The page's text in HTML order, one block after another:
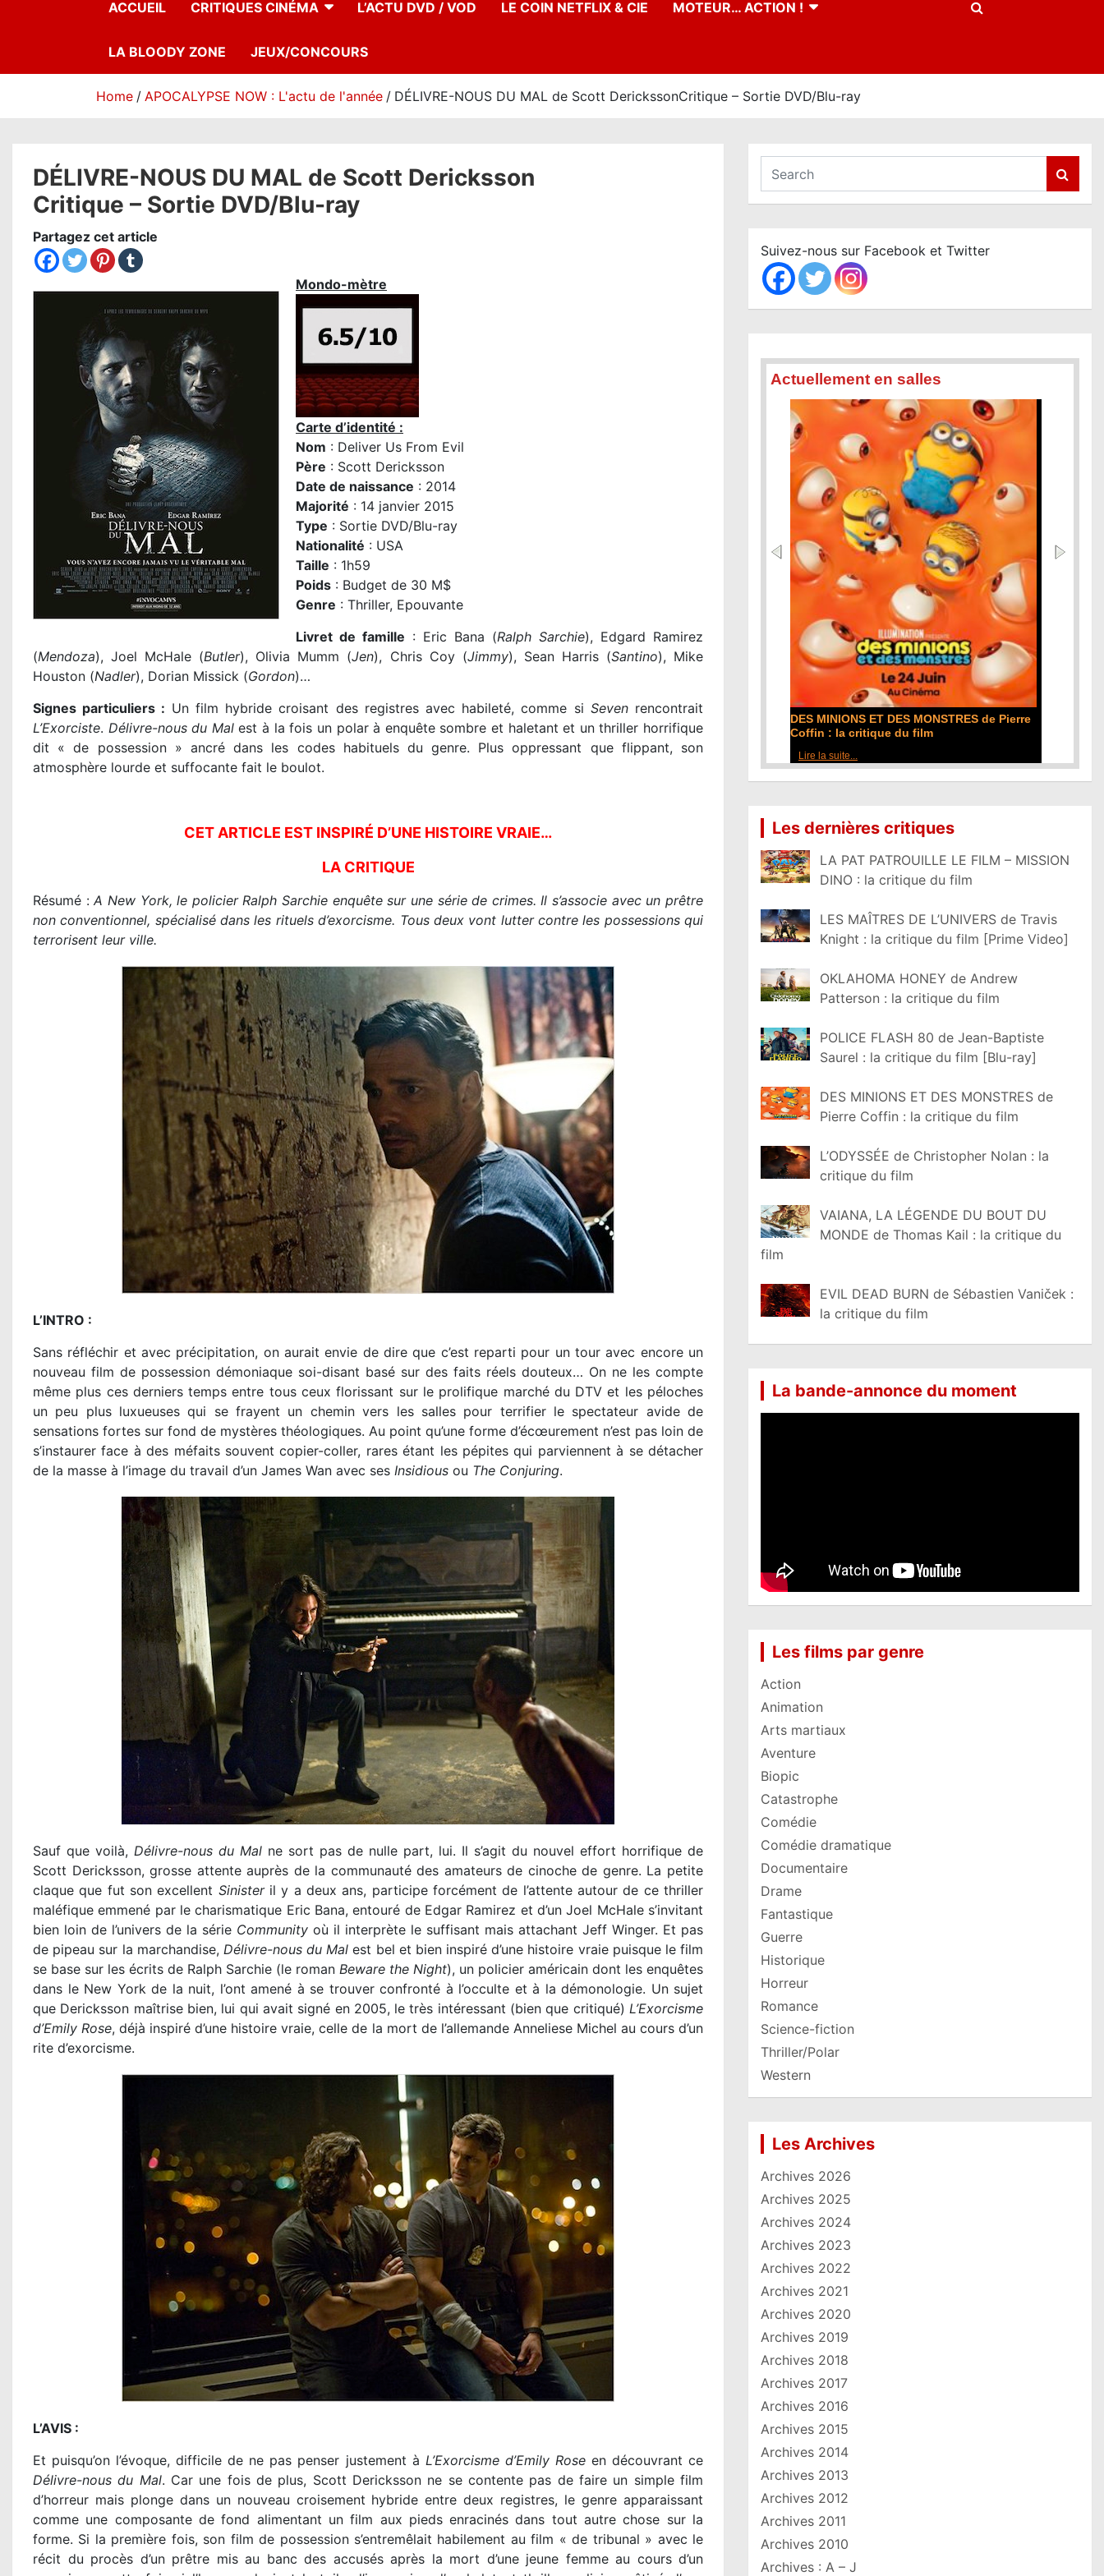
ACCUEIL CRITIQUES CINÉMA L’ACTU DVD / VOD LE COIN NETFLIX & CIE MOTEUR… ACTION !
LA BLOODY ZONE JEUX/CONCOURS
Home APOCALYPSE NOW : L'actu de l'année DÉLIVRE-NOUS DU MAL de Scott DerickssonCritique – Sortie DVD/Blu-ray
DÉLIVRE-NOUS DU MAL de Scott Dericksson
Critique – Sortie DVD/Blu-ray
Partagez cet article
Mondo-mètre
Carte d’identité :
Nom : Deliver Us From Evil
Père : Scott Dericksson
Date de naissance : 2014
Majorité : 14 janvier 2015
Type : Sortie DVD/Blu-ray
Nationalité : USA
Taille : 1h59
Poids : Budget de 30 M$
Genre : Thriller, Epouvante
Livret de famille : Eric Bana (Ralph Sarchie), Edgard Ramirez
(Mendoza), Joel McHale (Butler), Olivia Mumm (Jen), Chris Coy (Jimmy), Sean Harris (Santino), Mike
Houston (Nadler), Dorian Missick (Gordon)…
Signes particuliers : Un film hybride croisant des registres avec habileté, comme si Sevenrencontrait
L’Exorciste. Délivre-nous du Malest à la fois un polar à enquête sombre et haletant et un thriller horrifique
dit « de possession » ancré dans les codes habituels du genre. Plus oppressant que flippant, son
atmosphère lourde et suffocante fait le boulot.
CET ARTICLE EST INSPIRÉ D’UNE HISTOIRE VRAIE…
LA CRITIQUE
Résumé :A New York, le policier Ralph Sarchie enquête sur une série de crimes. Il s’associe avec un prêtre
non conventionnel, spécialisé dans les rituels d’exorcisme. Tous deux vont lutter contre les possessions qui
terrorisent leur ville.
L’INTRO :
Sans réfléchir et avec précipitation, on aurait envie de dire que c’est reparti pour un tour avec encore un
nouveau film de possession démoniaque soi-disant basé sur des faits réels douteux… On ne les compte
même plus ces derniers temps entre tous ceux florissant sur le prolifique marché du DTV et les péloches
un peu plus luxueuses qui se frayent un chemin vers les salles pour terrifier le spectateur avide de
sensations fortes sur fond de mystères théologiques. Au point qu’une forme d’écœurement n’est pas loin de
s’instaurer face à des méfaits souvent copier-coller, rares étant les pépites qui parviennent à se détacher
de la masse à l’image du travail d’un James Wan avec ses Insidious ou The Conjuring.
Sauf que voilà, Délivre-nous du Mal ne sort pas de nulle part, lui. Il s’agit du nouvel effort horrifique de
Scott Dericksson, grosse attente auprès de la communauté des amateurs de cinoche de genre. La petite
claque que fut son excellent Sinisteril y a deux ans, participe forcément de l’attente autour de ce thriller
maléfique emmené par le charismatique Eric Bana, entouré de Edgar Ramirez et d’un Joel McHale s’invitant
bien loin de l’univers de la série Community où il interprète le suffisant mais attachant Jeff Winger. Et pas
de pipeau sur la marchandise, Délivre-nous du Mal est bel et bien inspiré d’une histoire vraie puisque le film
se base sur les écrits de Ralph Sarchie (le roman Beware the Night), un policier américain dont les enquêtes
dans le New York de la nuit, l’ont amené à se trouver confronté à l’occulte et à la démonologie. Un sujet
que Dericksson maîtrise bien, lui qui avait signé en 2005, le très intéressant (bien que critiqué) L’Exorcisme
d’Emily Rose, déjà inspiré d’une histoire vraie, celle de la mort de l’allemande Anneliese Michel au cours d’un
rite d’exorcisme.
L’AVIS :
Et puisqu’on l’évoque, difficile de ne pas penser justement à L’Exorcisme d’Emily Roseen découvrant ce
Délivre-nous du Mal. Car une fois de plus, Scott Dericksson ne se contente pas de faire un simple film
d’horreur mais plonge dans un nouveau croisement hybride entre deux registres, le genre apparaissant
comme une composante de fond alimentant un film aux pieds enracinés dans tout autre chose sur la
forme. Si la première fois, son film de possession s’entremêlait habilement au film « de tribunal » avec le
récit du procès d’un prêtre mis au banc des accusés après la mort d’une jeune femme au cours d’un
a
c
h
Suivez-nous sur Facebook et Twitter
Actuellement en salles
DES MINIONS ET DES MONSTRES de Pierre
Coffin : la critique du film
Lire la suite...
L'ODYSSÉE de Christopher Nolan : la
critique du film
Lire la suite...
Les dernières critiques
LA PAT PATROUILLE LE FILM – MISSION
DINO : la critique du film
LES MAÎTRES DE L’UNIVERS de Travis
Knight : la critique du film [Prime Video]
OKLAHOMA HONEY de Andrew
Patterson : la critique du film
POLICE FLASH 80 de Jean-Baptiste
Saurel : la critique du film [Blu-ray]
DES MINIONS ET DES MONSTRES de
Pierre Coffin : la critique du film
L’ODYSSÉE de Christopher Nolan : la
critique du film
VAIANA, LA LÉGENDE DU BOUT DU
MONDE de Thomas Kail : la critique du
film
EVIL DEAD BURN de Sébastien Vaniček :
la critique du film
La bande-annonce du moment
Les films par genre
Action
Animation
Arts martiaux
Aventure
Biopic
Catastrophe
Comédie
Comédie dramatique
Documentaire
Drame
Fantastique
Guerre
Historique
Horreur
Romance
Science-fiction
Thriller/Polar
Western
Les Archives
Archives 2026
Archives 2025
Archives 2024
Archives 2023
Archives 2022
Archives 2021
Archives 2020
Archives 2019
Archives 2018
Archives 2017
Archives 2016
Archives 2015
Archives 2014
Archives 2013
Archives 2012
Archives 2011
Archives 2010
Archives : A – J